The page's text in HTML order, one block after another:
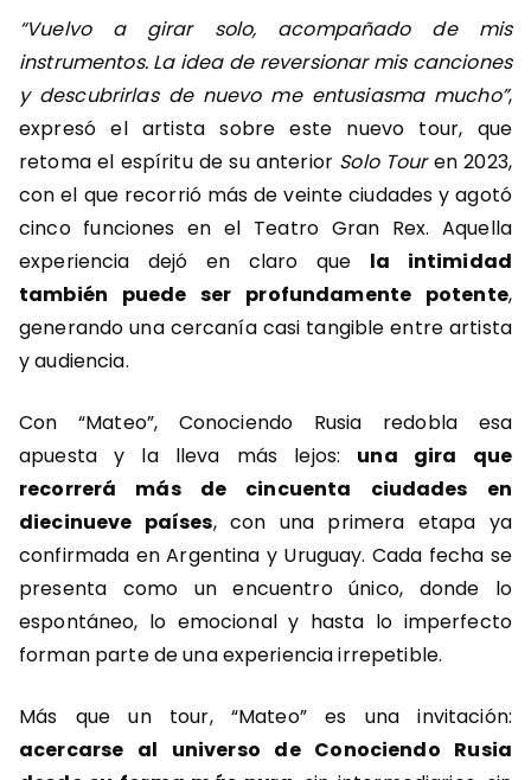
“Vuelvo a girar solo, acompañado de mis
instrumentos. La idea de reversionar mis canciones
y descubrirlas de nuevo me entusiasma mucho”,
expresó el artista sobre este nuevo tour, que
retoma el espíritu de su anterior Solo Touren 2023,
con el que recorrió más de veinte ciudades y agotó
cinco funciones en el Teatro Gran Rex. Aquella
experiencia dejó en claro que la intimidad
también puede ser profundamente potente,
generando una cercanía casi tangible entre artista
y audiencia.
Con “Mateo”, Conociendo Rusia redobla esa
apuesta y la lleva más lejos: una gira que
recorrerá más de cincuenta ciudades en
diecinueve países, con una primera etapa ya
confirmada en Argentina y Uruguay. Cada fecha se
presenta como un encuentro único, donde lo
espontáneo, lo emocional y hasta lo imperfecto
forman parte de una experiencia irrepetible.
Más que un tour, “Mateo” es una invitación:
acercarse al universo de Conociendo Rusia